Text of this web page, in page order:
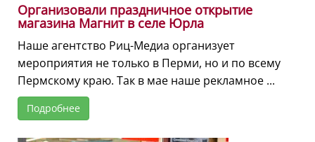
Организовали праздничное открытие
магазина Магнит в селе Юрла
Наше агентство Риц-Медиа организует
мероприятия не только в Перми, но и по всему
Пермскому краю. Так в мае наше рекламное ...
Подробнее